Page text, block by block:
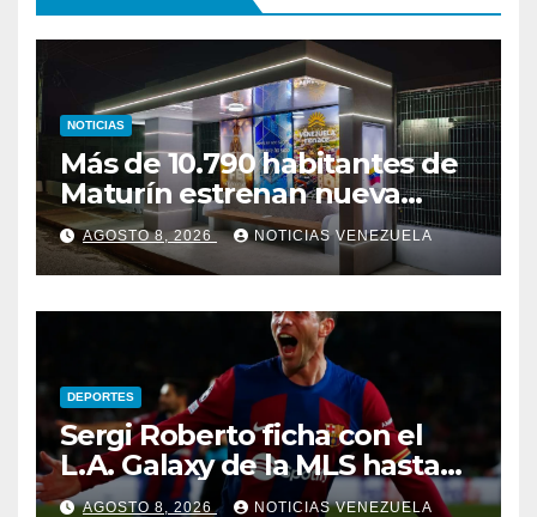
NOTICIAS
Más de 10.790 habitantes de
Maturín estrenan nueva
parada inteligente
AGOSTO 8, 2026 NOTICIAS VENEZUELA
DEPORTES
Sergi Roberto ficha con el
L.A. Galaxy de la MLS hasta
2028
AGOSTO 8, 2026 NOTICIAS VENEZUELA